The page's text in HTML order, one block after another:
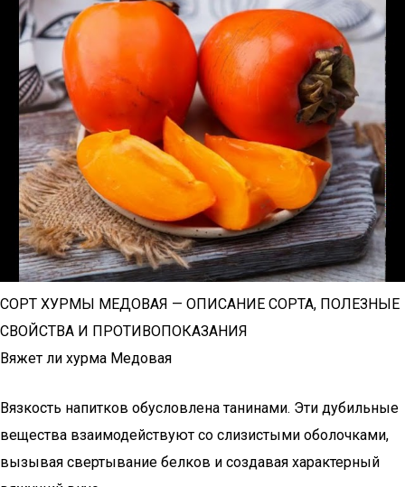
СОРТ ХУРМЫ МЕДОВАЯ — ОПИСАНИЕ СОРТА, ПОЛЕЗНЫЕ
СВОЙСТВА И ПРОТИВОПОКАЗАНИЯ
Вяжет ли хурма Медовая
Вязкость напитков обусловлена танинами. Эти дубильные
вещества взаимодействуют со слизистыми оболочками,
вызывая свертывание белков и создавая характерный